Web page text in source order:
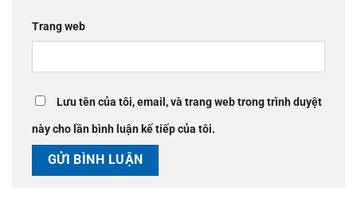
Trang web
Lưu tên của tôi, email, và trang web trong trình duyệt
này cho lần bình luận kế tiếp của tôi.